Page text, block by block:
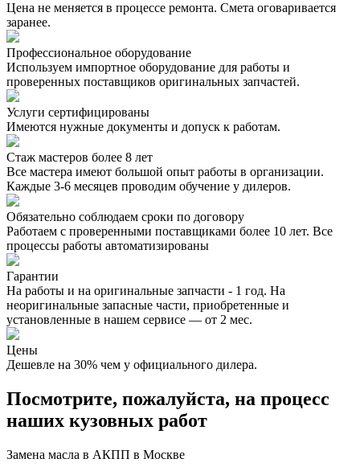
Цена не меняется в процессе ремонта. Смета оговаривается
заранее.
Профессиональное оборудование
Используем импортное оборудование для работы и
проверенных поставщиков оригинальных запчастей.
Услуги сертифицированы
Имеются нужные документы и допуск к работам.
Стаж мастеров более 8 лет
Все мастера имеют большой опыт работы в организации.
Каждые 3-6 месяцев проводим обучение у дилеров.
Обязательно соблюдаем сроки по договору
Работаем с проверенными поставщиками более 10 лет. Все
процессы работы автоматизированы
Гарантии
На работы и на оригинальные запчасти - 1 год. На
неоригинальные запасные части, приобретенные и
установленные в нашем сервисе — от 2 мес.
Цены
Дешевле на 30% чем у официального дилера.
Посмотрите, пожалуйста, на процесс
наших кузовных работ
Замена масла в АКПП в Москве